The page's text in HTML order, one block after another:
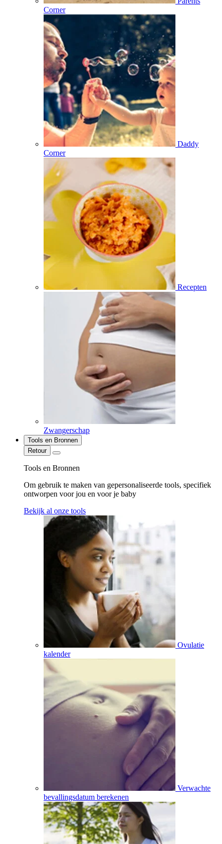
Corner
Daddy
Corner
Recepten
Zwangerschap
Tools en Bronnen
Retour
Tools en Bronnen
Om gebruik te maken van gepersonaliseerde tools, specifiek
ontworpen voor jou en voor je baby
Bekijk al onze tools
Ovulatie
kalender
Verwachte
bevallingsdatum berekenen